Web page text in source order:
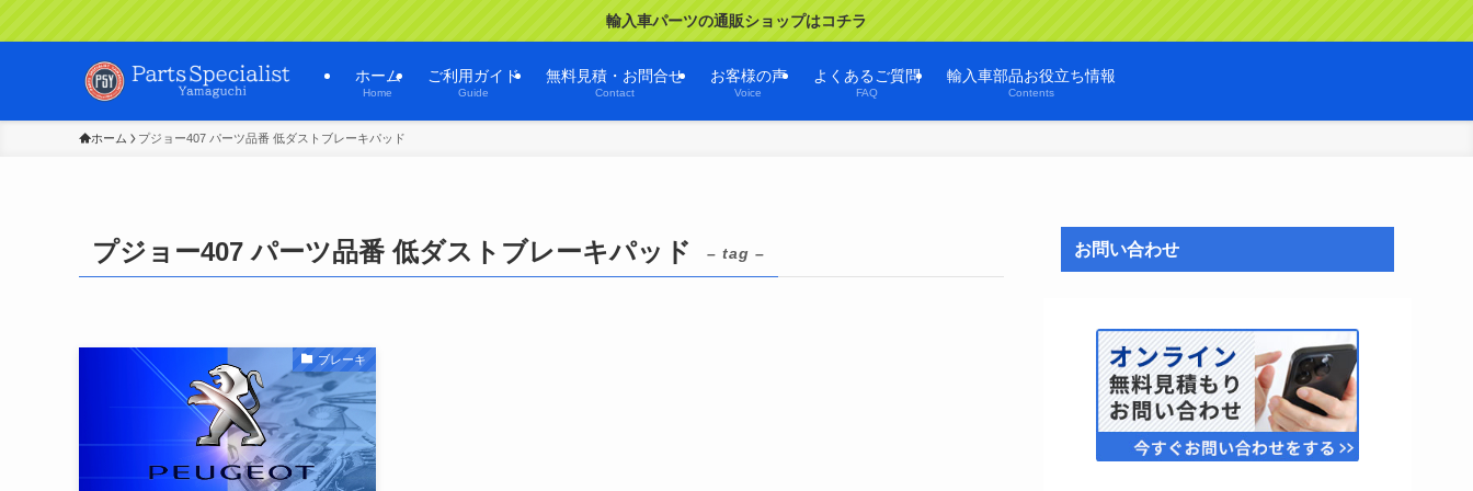
輸入車パーツの通販ショップはコチラ
ホーム
Home
ご利用ガイド
Guide
無料見積・お問合せ
Contact
お客様の声
Voice
よくあるご質問
FAQ
輸入車部品お役立ち情報
Contents
ホーム プジョー407 パーツ品番 低ダストブレーキパッド
プジョー407 パーツ品番 低ダストブレーキパッド – tag –
ブレーキ
お問い合わせ